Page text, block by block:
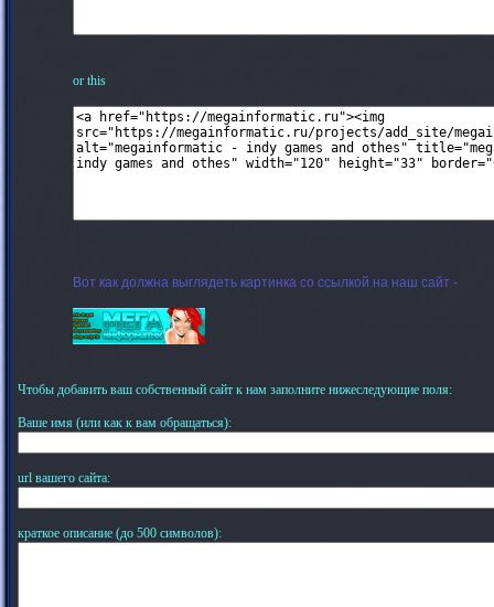
or this
Вот как должна выглядеть картинка со ссылкой на наш сайт -
Чтобы добавить ваш собственный сайт к нам заполните нижеследующие поля:
Ваше имя (или как к вам обращаться):
url вашего сайта:
краткое описание (до 500 символов):